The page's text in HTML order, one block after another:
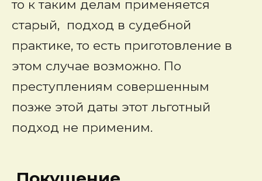
то к таким делам применяется
старый, подход в судебной
практике, то есть приготовление в
этом случае возможно. По
преступлениям совершенным
позже этой даты этот льготный
подход не применим.